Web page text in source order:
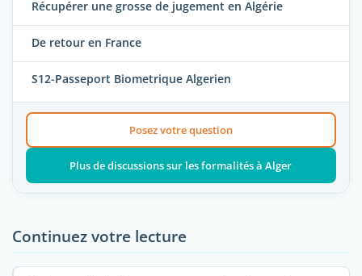
Récupérer une grosse de jugement en Algérie
De retour en France
S12-Passeport Biometrique Algerien
Posez votre question
Plus de discussions sur les formalités à Alger
Continuez votre lecture